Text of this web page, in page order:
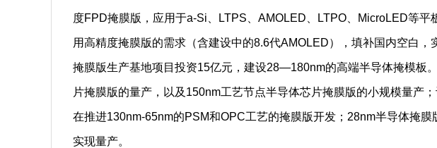
度FPD掩膜版，应用于a-Si、LTPS、AMOLED、LTPO、MicroLED等
用高精度掩膜版的需求（含建设中的8.6代AMOLED），填补国内空白
掩膜版生产基地项目投资15亿元，建设28—180nm的高端半导体掩模板
片掩膜版的量产，以及150nm工艺节点半导体芯片掩膜版的小规模量产
在推进130nm-65nm的PSM和OPC工艺的掩膜版开发；28nm半导体掩
实现量产。